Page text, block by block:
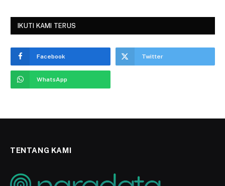
IKUTI KAMI TERUS
Facebook Twitter
WhatsApp
TENTANG KAMI